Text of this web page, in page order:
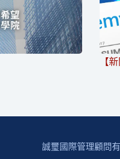
【
誠璽國際管理顧問